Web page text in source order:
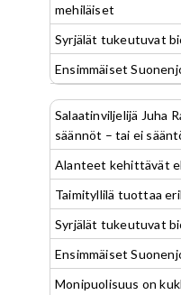
mehiläiset
Syrjälät tukeutuvat
Ensimmäiset
Salaatinviljelijä Juha
säännöt – tai ei
Alanteet kehittävät
Taimityllilä tuottaa
Syrjälät tukeutuvat
Ensimmäiset
Monipuolisuus on